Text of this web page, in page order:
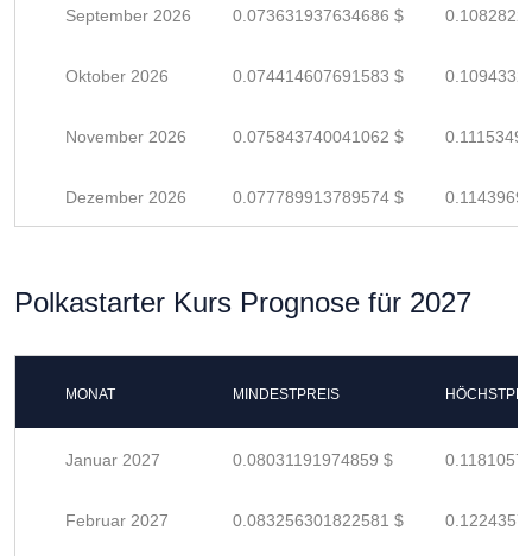
September 2026 0.073631937634686 $
Oktober 2026 0.074414607691583 $
November 2026 0.075843740041062 $
Dezember 2026 0.077789913789574 $
Polkastarter Kurs Prognose für 2027
MONAT MINDESTPREIS
Januar 2027 0.08031191974859 $
Februar 2027 0.083256301822581 $